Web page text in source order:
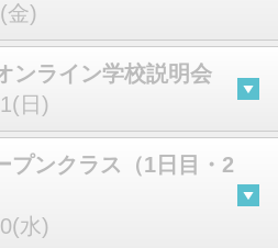
金)
ンライン学校説明会
日)
プンクラス（1日目・2
水)